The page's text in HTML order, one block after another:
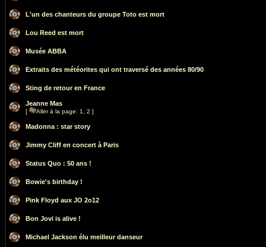
L'un des chanteurs du groupe Toto est mort
Lou Reed est mort
Musée ABBA
Extraits des météorites qui ont traversé des années 80/90
Sting de retour en France
Jeanne Mas
[ Aller à la page: 1 2 ]
Madonna : star story
Jimmy Cliff en concert à Paris
Status Quo : 50 ans !
Bowie's birthday !
Pink Floyd aux JO 2o12
Bon Jovi is alive !
Michael Jackson élu meilleur danseur